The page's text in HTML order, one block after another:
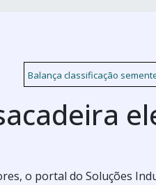
Balança classificação
o portal do Soluções